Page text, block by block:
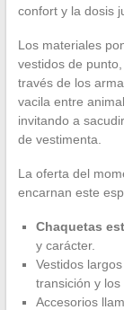
confort y la dosis
Los materiales
vestidos de
través de los
vacila entre
invitando a
de vestimenta.
La oferta del
encarnan este
Chaquetas
y carácter.
Vestidos
transición y los
Accesorios